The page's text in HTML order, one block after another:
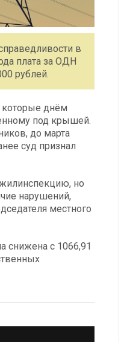
в
плата за ОДН
рублей.
которые днём
под крышей.
до марта
суд признал
но
нарушений,
местного
снижена с 1066,91